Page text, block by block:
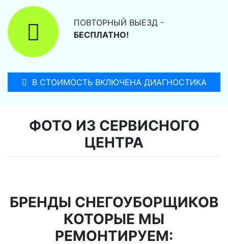
ПОВТОРНЫЙ ВЫЕЗД -
БЕСПЛАТНО!
В СТОИМОСТЬ ВКЛЮЧЕНА ДИАГНОСТИКА
ФОТО ИЗ СЕРВИСНОГО
ЦЕНТРА
БРЕНДЫ СНЕГОУБОРЩИКОВ
КОТОРЫЕ МЫ
РЕМОНТИРУЕМ: